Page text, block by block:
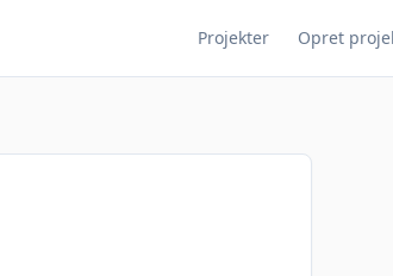
Projekter Opret